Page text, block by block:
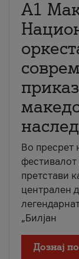
А1
Во пресрет
фестивалот
претстави
централен
„Билјан
Дознај